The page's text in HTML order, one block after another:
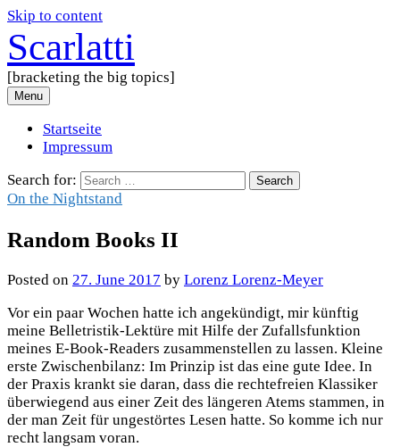
Skip to content
Scarlatti
[bracketing the big topics]
Menu
Startseite
Impressum
Search for:
On the Nightstand
Random Books II
Posted on 27. June 2017 by Lorenz Lorenz-Meyer
Vor ein paar Wochen hatte ich angekündigt, mir künftig
meine Belletristik-Lektüre mit Hilfe der Zufallsfunktion
meines E-Book-Readers zusammenstellen zu lassen. Kleine
erste Zwischenbilanz: Im Prinzip ist das eine gute Idee. In
der Praxis krankt sie daran, dass die rechtefreien Klassiker
überwiegend aus einer Zeit des längeren Atems stammen, in
der man Zeit für ungestörtes Lesen hatte. So komme ich nur
recht langsam voran.